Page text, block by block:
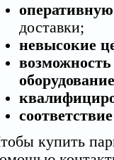
доставки;
невысокие
оборудование
купить